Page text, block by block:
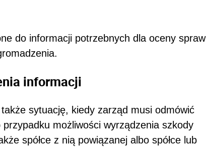
do informacji potrzebnych dla oceny spraw
informacji
sytuację, kiedy zarząd musi odmówić
możliwości wyrządzenia szkody
spółce z nią powiązanej albo spółce lub